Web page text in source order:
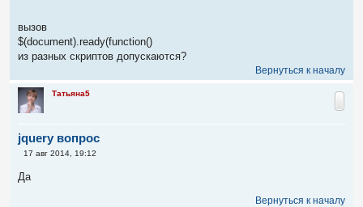
вызов
$(document).ready(function()
из разных скриптов допускаются?
Вернуться к началу
Татьяна5
jquery вопрос
С
о
б
17 авг 2014, 19:12
Да
Вернуться к началу